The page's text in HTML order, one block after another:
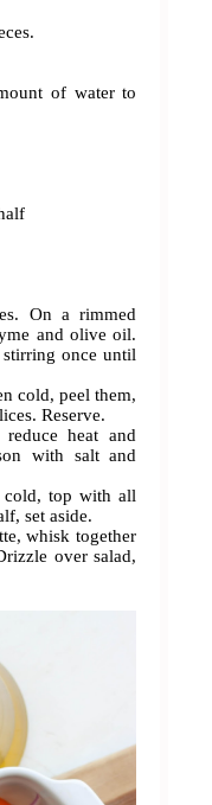
of water to
On a rimmed
and olive oil.
stirring once until
cold, peel them,
Reserve.
heat and
with salt and
cold, top with all
set aside.
whisk together
over salad,